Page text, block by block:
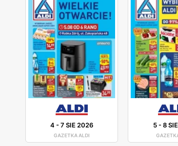
4 -7 SIE 2026
GAZETKA ALDI
5-8